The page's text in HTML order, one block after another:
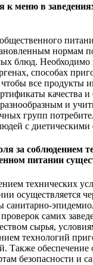
к меню в
нормам
блюд.
способах
все продукты
качества
и
групп
с
за соблюдением
питании
технических
осуществляется
санитарно-
самих
сырья,
технологий
Также обеспечение
безопасности и